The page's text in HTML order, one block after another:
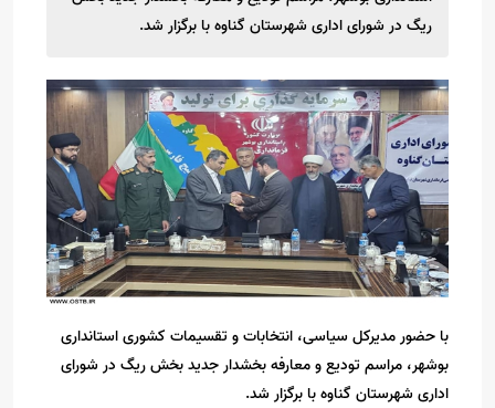
ریگ در شورای اداری شهرستان گناوه با برگزار شد.
با حضور مدیرکل سیاسی، انتخابات و تقسیمات کشوری استانداری
بوشهر، مراسم تودیع و معارفه بخشدار جدید بخش ریگ در شورای
اداری شهرستان گناوه با برگزار شد.